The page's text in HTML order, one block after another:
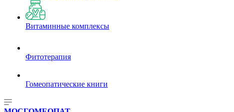
Витаминные комплексы
Фитотерапия
Гомеопатические книги